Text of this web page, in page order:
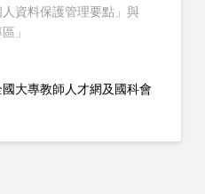
資料保護管理要點」與
」
大專教師人才網及國科會